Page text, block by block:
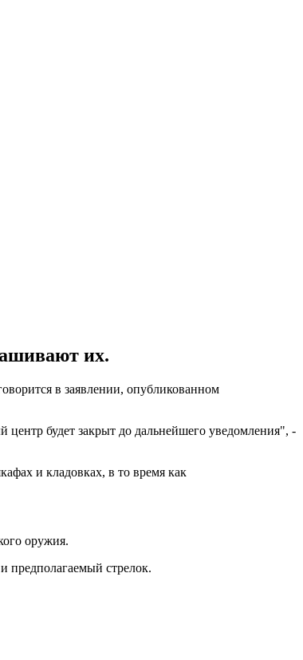
их.
в заявлении, опубликованном
будет закрыт до дальнейшего уведомления", -
и кладовках, в то время как
оружия.
предполагаемый стрелок.